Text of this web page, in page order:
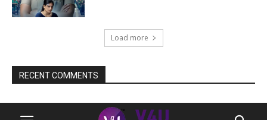
Load more
RECENT COMMENTS